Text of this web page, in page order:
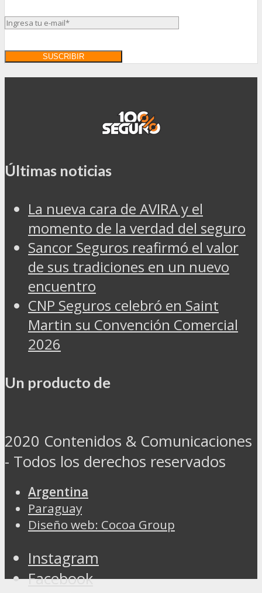
Últimas noticias
La nueva cara de AVIRA y el
momento de la verdad del seguro
Sancor Seguros reafirmó el valor
de sus tradiciones en un nuevo
encuentro
CNP Seguros celebró en Saint
Martin su Convención Comercial
2026
Un producto de
2020 Contenidos & Comunicaciones
- Todos los derechos reservados
Argentina
Paraguay
Diseño web: Cocoa Group
Instagram
Facebook